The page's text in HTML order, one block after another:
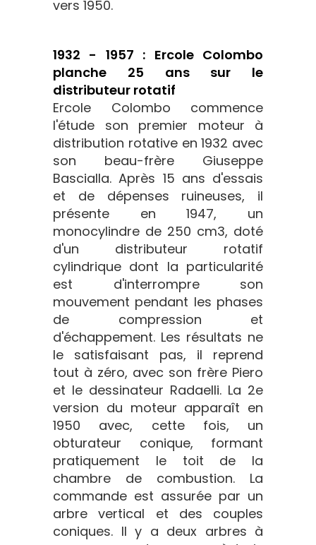
vers 1950.
1932 - 1957 : Ercole Colombo
planche 25 ans sur le
distributeur rotatif
Ercole Colombo commence
l'étude son premier moteur à
distribution rotative en 1932 avec
son beau-frère Giuseppe
Bascialla. Après 15 ans d'essais
et de dépenses ruineuses, il
présente en 1947, un
monocylindre de 250 cm3, doté
d'un distributeur rotatif
cylindrique dont la particularité
est d'interrompre son
mouvement pendant les phases
de compression et
d'échappement. Les résultats ne
le satisfaisant pas, il reprend
tout à zéro, avec son frère Piero
et le dessinateur Radaelli. La 2e
version du moteur apparaît en
1950 avec, cette fois, un
obturateur conique, formant
pratiquement le toit de la
chambre de combustion. La
commande est assurée par un
arbre vertical et des couples
coniques. Il y a deux arbres à